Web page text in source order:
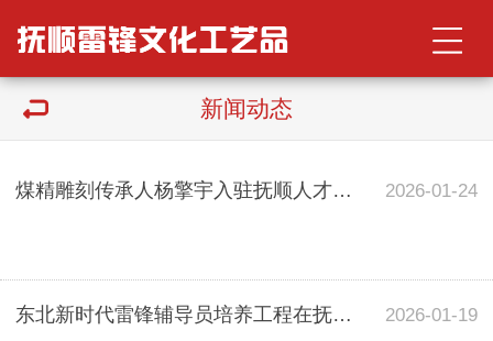
新闻动态
煤精雕刻传承人杨擎宇入驻抚顺人才市场啦！ 2026-01-24
东北新时代雷锋辅导员培养工程在抚顺启动 杨擎宇受邀参会并致辞 2026-01-19